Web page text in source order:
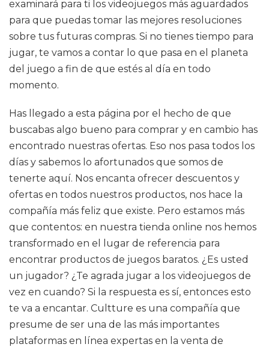
examinará para ti los videojuegos más aguardados
para que puedas tomar las mejores resoluciones
sobre tus futuras compras. Si no tienes tiempo para
jugar, te vamos a contar lo que pasa en el planeta
del juego a fin de que estés al día en todo
momento.
Has llegado a esta página por el hecho de que
buscabas algo bueno para comprar y en cambio has
encontrado nuestras ofertas. Eso nos pasa todos los
días y sabemos lo afortunados que somos de
tenerte aquí. Nos encanta ofrecer descuentos y
ofertas en todos nuestros productos, nos hace la
compañía más feliz que existe. Pero estamos más
que contentos: en nuestra tienda online nos hemos
transformado en el lugar de referencia para
encontrar productos de juegos baratos. ¿Es usted
un jugador? ¿Te agrada jugar a los videojuegos de
vez en cuando? Si la respuesta es sí, entonces esto
te va a encantar. Cultture es una compañía que
presume de ser una de las más importantes
plataformas en línea expertas en la venta de